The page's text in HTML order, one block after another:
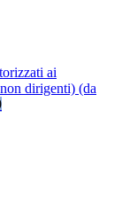
ai
dirigenti) (da